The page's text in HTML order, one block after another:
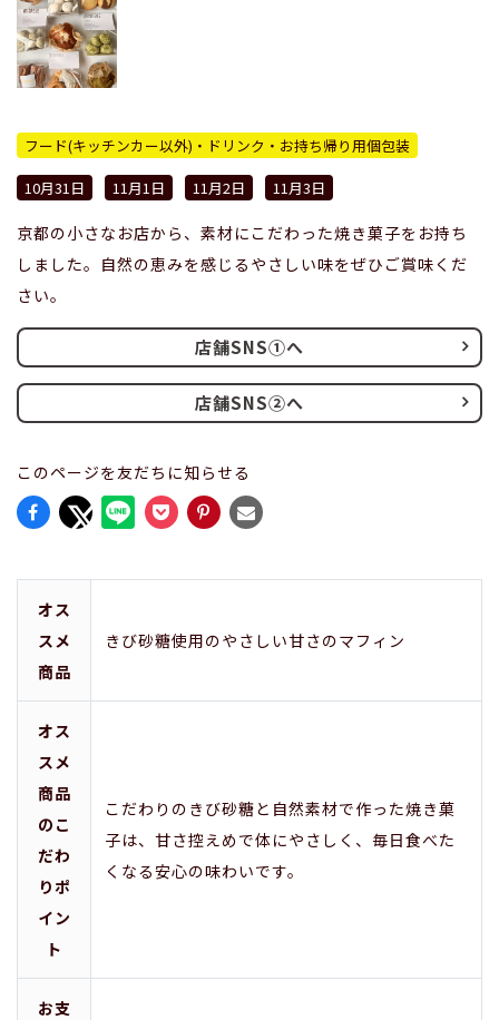
フード(キッチンカー以外)・ドリンク・お持ち帰り用個包装
10月31日
11月1日 11月2日 11月3日
京都の小さなお店から、素材にこだわった焼き菓子をお持ち
しました。自然の恵みを感じるやさしい味をぜひご賞味くだ
さい。
店舗SNS①へ
店舗SNS②へ
このページを友だちに知らせる
オス
スメ
商品
きび砂糖使用のやさしい甘さのマフィン
オス
スメ
商品
のこ
だわ
りポ
イン
ト
こだわりのきび砂糖と自然素材で作った焼き菓
子は、甘さ控えめで体にやさしく、毎日食べた
くなる安心の味わいです。
お支